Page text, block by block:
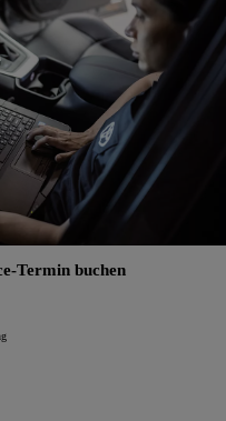
Termin buchen